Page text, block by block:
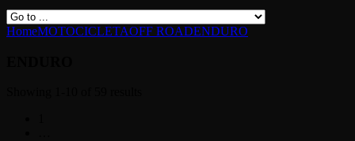
HomeMOTOCICLETAOFF ROADENDURO